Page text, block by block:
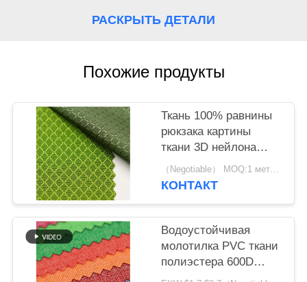
РАСКРЫТЬ ДЕТАЛИ
Похожие продукты
Ткань 100% равнины
рюкзака картины
ткани 3D нейлона
ромбовидным
сплетенная нейлоном
（Negotiable） MOQ:1 метр для запаса; 1200 метров для изготовления на заказ
КОНТАКТ
Водоустойчивая
молотилка PVC ткани
полиэстера 600D
100% прочная